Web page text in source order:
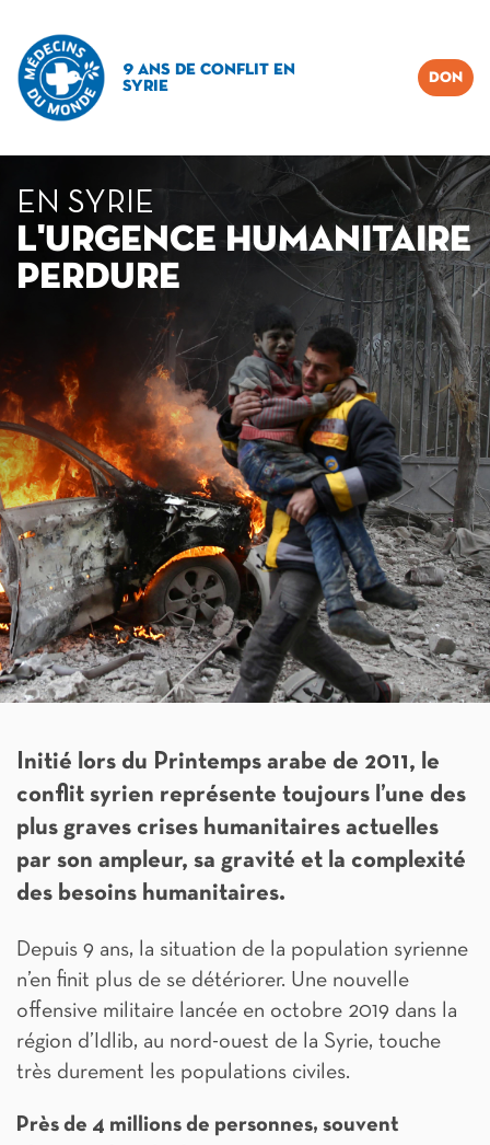
9 ANS DE CONFLIT EN
SYRIE
DON
EN SYRIE
L'URGENCE HUMANITAIRE
PERDURE
Initié lors du Printemps arabe de 2011, le
conflit syrien représente toujours l’une des
plus graves crises humanitaires actuelles
par son ampleur, sa gravité et la complexité
des besoins humanitaires.
Depuis 9 ans, la situation de la population syrienne
n’en finit plus de se détériorer. Une nouvelle
offensive militaire lancée en octobre 2019 dans la
région d’Idlib, au nord-ouest de la Syrie, touche
très durement les populations civiles.
Près de 4 millions de personnes, souvent